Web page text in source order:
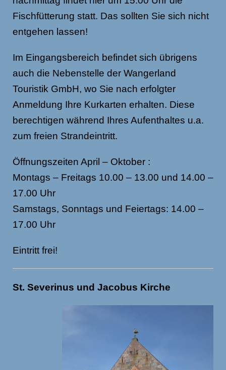
Fischfütterung statt. Das sollten Sie sich nicht
entgehen lassen!
Im Eingangsbereich befindet sich übrigens
auch die Nebenstelle der Wangerland
Touristik GmbH, wo Sie nach erfolgter
Anmeldung Ihre Kurkarten erhalten. Diese
berechtigen während Ihres Aufenthaltes u.a.
zum freien Strandeintritt.
Öffnungszeiten April – Oktober :
Montags – Freitags 10.00 – 13.00 und 14.00 –
17.00 Uhr
Samstags, Sonntags und Feiertags: 14.00 –
17.00 Uhr
Eintritt frei!
St. Severinus und Jacobus Kirche